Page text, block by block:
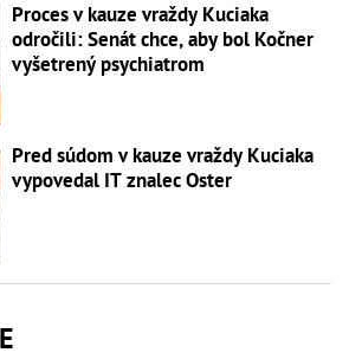
Proces v kauze vraždy Kuciaka
odročili: Senát chce, aby bol Kočner
vyšetrený psychiatrom
Pred súdom v kauze vraždy Kuciaka
vypovedal IT znalec Oster